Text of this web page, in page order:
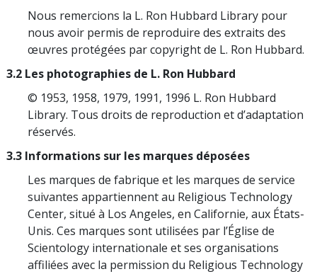
Nous remercions la L. Ron Hubbard Library pour
nous avoir permis de reproduire des extraits des
œuvres protégées par copyright de L. Ron Hubbard.
3.2 Les photographies de L. Ron Hubbard
© 1953, 1958, 1979, 1991, 1996 L. Ron Hubbard
Library. Tous droits de reproduction et d’adaptation
réservés.
3.3 Informations sur les marques déposées
Les marques de fabrique et les marques de service
suivantes appartiennent au Religious Technology
Center, situé à Los Angeles, en Californie, aux États-
Unis. Ces marques sont utilisées par l’Église de
Scientology internationale et ses organisations
affiliées avec la permission du Religious Technology